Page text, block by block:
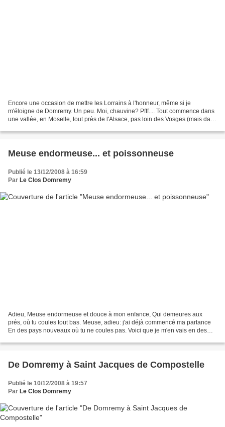
Encore une occasion de mettre les Lorrains à l'honneur, même si je
m'éloigne de Domremy. Un peu. Moi, chauvine? Pfff.... Tout commence dans
une vallée, en Moselle, tout près de l'Alsace, pas loin des Vosges (mais dans
Meuse endormeuse... et poissonneuse
Publié le 13/12/2008 à 16:59
Par Le Clos Domremy
Adieu, Meuse endormeuse et douce à mon enfance, Qui demeures aux
prés, où tu coules tout bas. Meuse, adieu: j'ai déjà commencé ma partance
En des pays nouveaux où tu ne coules pas. Voici que je m'en vais en des
De Domremy à Saint Jacques de Compostelle
Publié le 10/12/2008 à 19:57
Par Le Clos Domremy